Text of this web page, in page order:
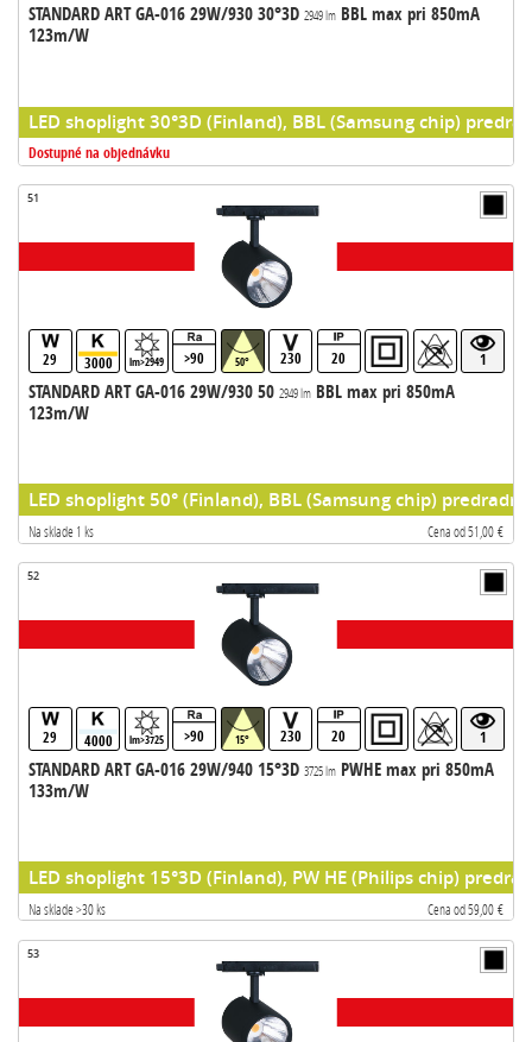
STANDARD ART GA-016 29W/930 30°3D 2949 lmBBL max pri 850mA
123m/W
LED shoplight 30°3D (Finland), BBL (Samsung chip)
Dostupné na objednávku
51
29 3000 lm>2949 >90 50° 230 20 1
STANDARD ART GA-016 29W/930 50 2949 lmBBL max pri 850mA
123m/W
LED shoplight 50° (Finland), BBL (Samsung chip)
Na sklade 1 ks Cena od 51,00 €
52
29 4000 lm>3725 >90 15° 230 20 1
STANDARD ART GA-016 29W/940 15°3D 3725 lmPWHE max pri 850mA
133m/W
LED shoplight 15°3D (Finland), PW HE (Philips chip)
Na sklade >30 ks Cena od 59,00 €
53